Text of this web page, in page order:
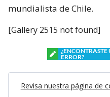
mundialista de Chile.
[Gallery 2515 not found]
¿ENCONTRASTE
ERROR?
Revisa nuestra página de